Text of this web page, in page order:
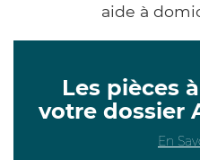
aide à
Les pièces
votre dossier
En